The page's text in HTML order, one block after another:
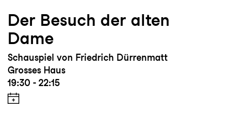
Der Besuch der alten
Dame
Schauspiel von Friedrich Dürrenmatt
Grosses Haus
19:30 - 22:15